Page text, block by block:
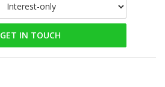
GET IN TOUCH